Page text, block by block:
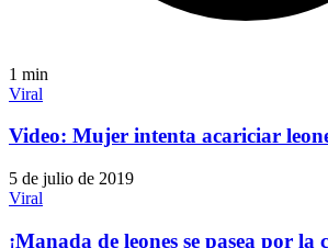
1 min
Viral
Video: Mujer intenta acariciar
5 de julio de 2019
Viral
¡Manada de leones se pasea por la